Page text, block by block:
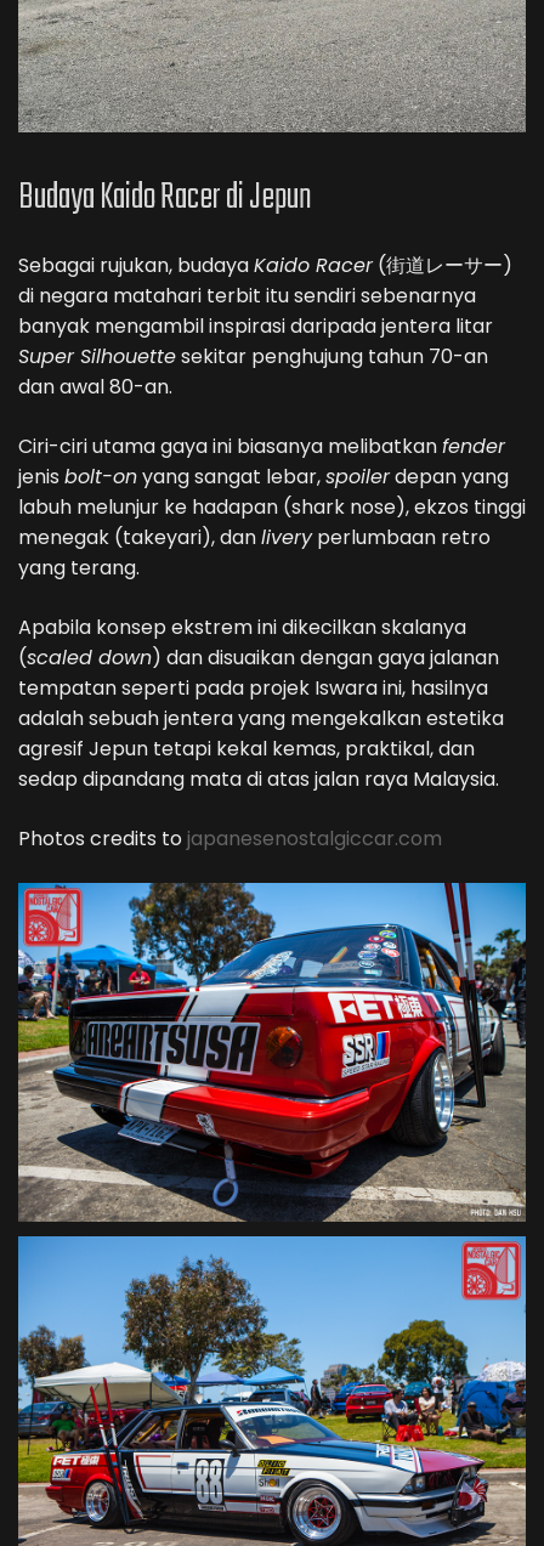
Budaya Kaido Racer di Jepun
Sebagai rujukan, budayaKaido Racer(街道レーサー)
di negara matahari terbit itu sendiri sebenarnya
banyak mengambil inspirasi daripada jentera litar
Super Silhouettesekitar penghujung tahun 70-an
dan awal 80-an.
Ciri-ciri utama gaya ini biasanya melibatkanfender
jenis bolt-onyang sangat lebar,spoilerdepan yang
labuh melunjur ke hadapan (shark nose), ekzos tinggi
menegak (takeyari), danliveryperlumbaan retro
yang terang.
Apabila konsep ekstrem ini dikecilkan skalanya
(scaled down) dan disuaikan dengan gaya jalanan
tempatan seperti pada projek Iswara ini, hasilnya
adalah sebuah jentera yang mengekalkan estetika
agresif Jepun tetapi kekal kemas, praktikal, dan
sedap dipandang mata di atas jalan raya Malaysia.
Photos credits to japanesenostalgiccar.com